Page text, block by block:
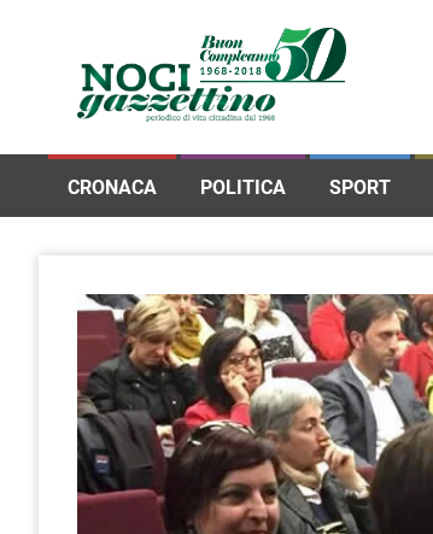
CRONACA POLITICA SPORT